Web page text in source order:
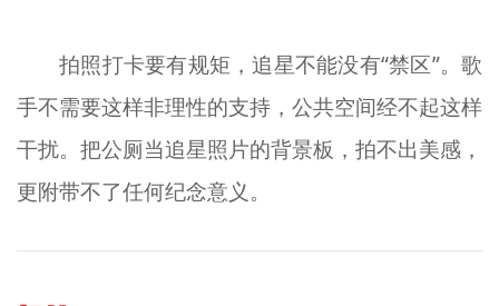
拍照打卡要有规矩，追星不能没有“禁区”。歌
手不需要这样非理性的支持，公共空间经不起这样
干扰。把公厕当追星照片的背景板，拍不出美感，
更附带不了任何纪念意义。